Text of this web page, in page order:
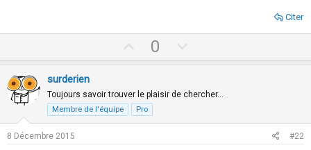
Citer
p
o
t
e
0
o
n
o
surderien
Toujours savoir trouver le plaisir de chercher…
Membre de l'équipe Pro
8 Décembre 2015 #22